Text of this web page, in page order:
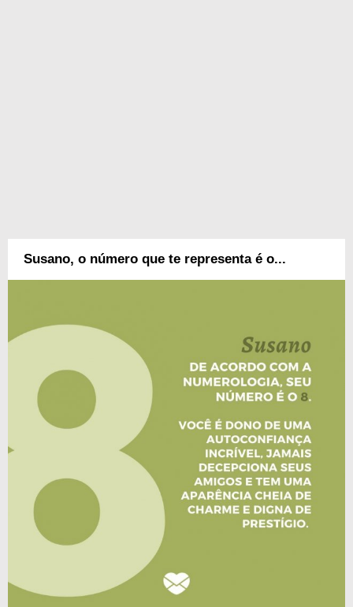
Susano, o número que te representa é o...